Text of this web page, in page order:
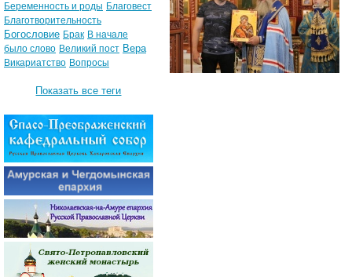
Беременность и роды Благовест
Благотворительность
Богословие Брак В начале
было слово Великий пост Вера
Викариатство Вопросы
Показать все теги